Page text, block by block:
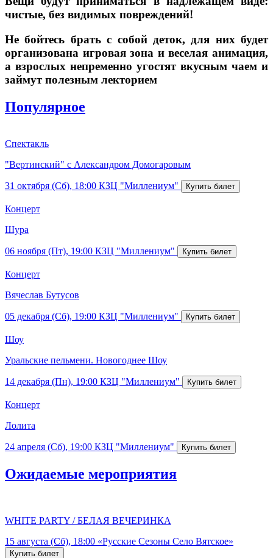
чистые, без видимых повреждений!
Не бойтесь брать с собой деток, для них будет
организована игровая зона и веселая анимация,
а взрослых непременно угостят вкусным чаем и
займут полезным лекторием
Популярное
Спектакль
"Вертинский" с Александром Домогаровым
31 октября (Сб), 18:00 КЗЦ "Миллениум"
Концерт
Шура
06 ноября (Пт), 19:00 КЗЦ "Миллениум"
Концерт
Вячеслав Бутусов
05 декабря (Сб), 19:00 КЗЦ "Миллениум"
Шоу
Уральские пельмени. Новогоднее Шоу
14 декабря (Пн), 19:00 КЗЦ "Миллениум"
Концерт
Лолита
24 апреля (Сб), 19:00 КЗЦ "Миллениум"
Ожидаемые мероприятия
WHITE PARTY / БЕЛАЯ ВЕЧЕРИНКА
15 августа (Сб), 18:00 «Русские Сезоны Село Вятское»